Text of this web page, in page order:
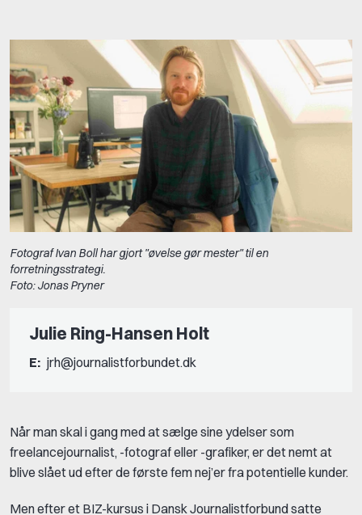
Fotograf Ivan Boll har gjort "øvelse gør mester" til en
forretningsstrategi.
Foto: Jonas Pryner
Julie Ring-Hansen Holt
E: jrh@journalistforbundet.dk
Når man skal i gang med at sælge sine ydelser som
freelancejournalist, -fotograf eller -grafiker, er det nemt at
blive slået ud efter de første fem nej’er fra potentielle kunder.
Men efter et BIZ-kursus i Dansk Journalistforbund satte